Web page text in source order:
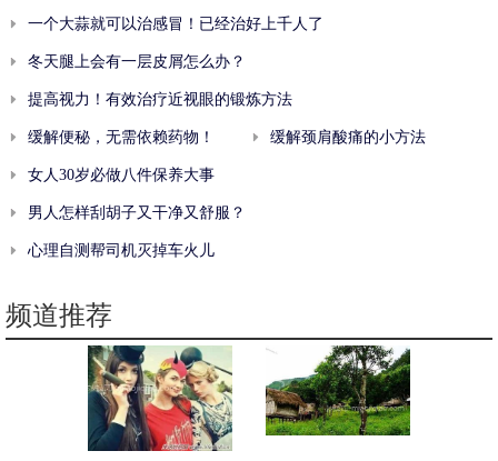
一个大蒜就可以治感冒！已经治好上千人了
冬天腿上会有一层皮屑怎么办？
提高视力！有效治疗近视眼的锻炼方法
缓解便秘，无需依赖药物！ 缓解颈肩酸痛的小方法
女人30岁必做八件保养大事
男人怎样刮胡子又干净又舒服？
心理自测帮司机灭掉车火儿
频道推荐